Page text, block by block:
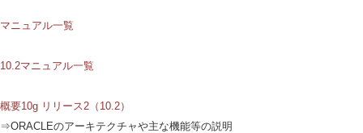
マニュアル一覧
10.2マニュアル一覧
概要10g リリース2（10.2）
⇒ORACLEのアーキテクチャや主な機能等の説明